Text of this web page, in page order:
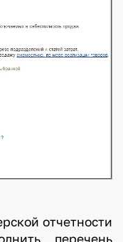
отчетности
перечень